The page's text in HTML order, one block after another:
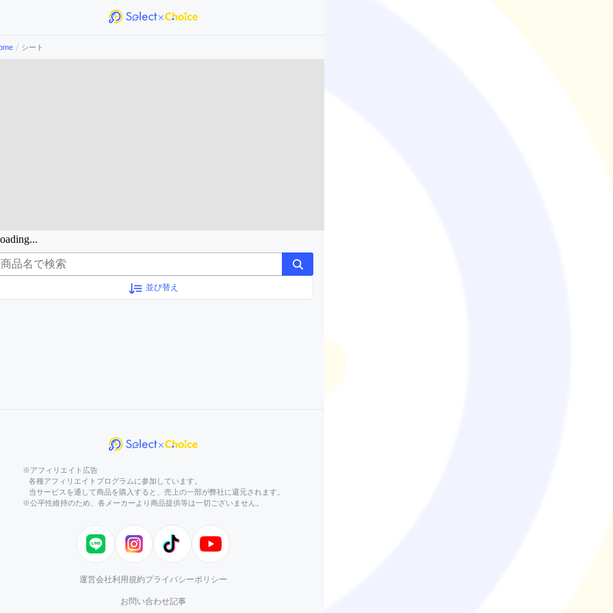
/ シート
並び替え
※アフィリエイト広告
各種アフィリエイトプログラムに参加しています。
当サービスを通して商品を購入すると、売上の一部が弊社に還元されます。
※公平性維持のため、各メーカーより商品提供等は一切ございません。
LINE InstagramTikTok YouTube
運営会社利用規約プライバシーポリシー
お問い合わせ記事